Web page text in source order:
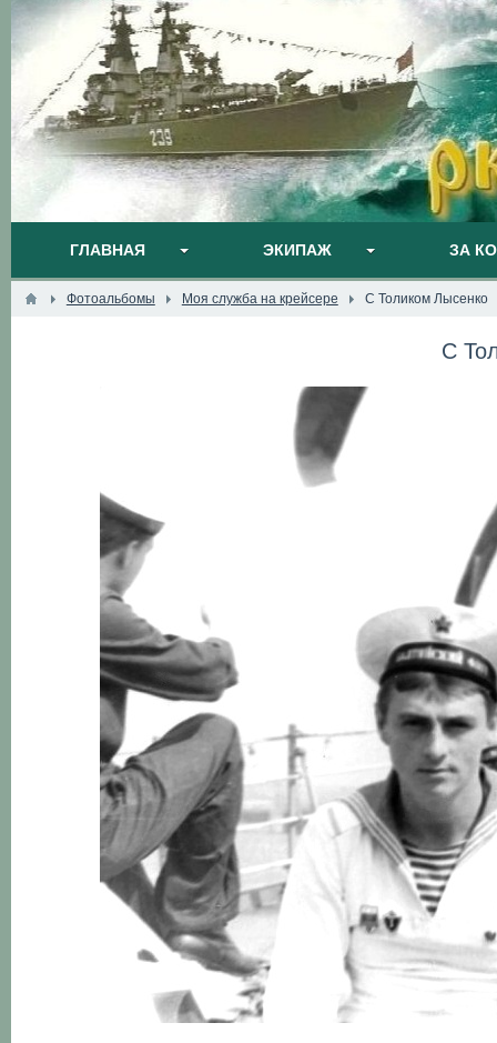
ГЛАВНАЯ ЭКИПАЖ ЗА
Фотоальбомы Моя служба на крейсере С Толиком Лысенко
С